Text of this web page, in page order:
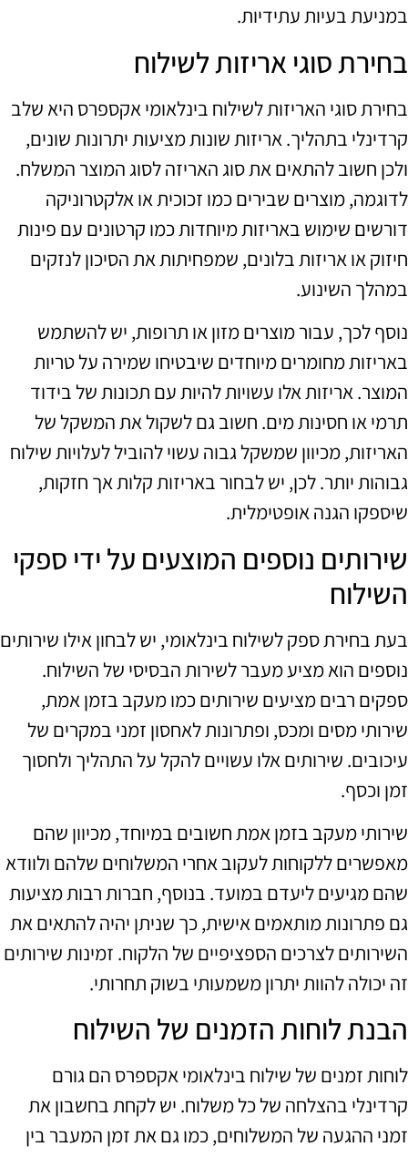
במניעת בעיות עתידיות.
בחירת סוגי אריזות לשילוח
בחירת סוגי האריזות לשילוח בינלאומי אקספרס היא שלב
קרדינלי בתהליך. אריזות שונות מציעות יתרונות שונים,
ולכן חשוב להתאים את סוג האריזה לסוג המוצר המשלח.
לדוגמה, מוצרים שבירים כמו זכוכית או אלקטרוניקה
דורשים שימוש באריזות מיוחדות כמו קרטונים עם פינות
חיזוק או אריזות בלונים, שמפחיתות את הסיכון לנזקים
במהלך השינוע.
נוסף לכך, עבור מוצרים מזון או תרופות, יש להשתמש
באריזות מחומרים מיוחדים שיבטיחו שמירה על טריות
המוצר. אריזות אלו עשויות להיות עם תכונות של בידוד
תרמי או חסינות מים. חשוב גם לשקול את המשקל של
האריזות, מכיוון שמשקל גבוה עשוי להוביל לעלויות שילוח
גבוהות יותר. לכן, יש לבחור באריזות קלות אך חזקות,
שיספקו הגנה אופטימלית.
שירותים נוספים המוצעים על ידי ספקי
השילוח
בעת בחירת ספק לשילוח בינלאומי, יש לבחון אילו שירותים
נוספים הוא מציע מעבר לשירות הבסיסי של השילוח.
ספקים רבים מציעים שירותים כמו מעקב בזמן אמת,
שירותי מסים ומכס, ופתרונות לאחסון זמני במקרים של
עיכובים. שירותים אלו עשויים להקל על התהליך ולחסוך
זמן וכסף.
שירותי מעקב בזמן אמת חשובים במיוחד, מכיוון שהם
מאפשרים ללקוחות לעקוב אחרי המשלוחים שלהם ולוודא
שהם מגיעים ליעדם במועד. בנוסף, חברות רבות מציעות
גם פתרונות מותאמים אישית, כך שניתן יהיה להתאים את
השירותים לצרכים הספציפיים של הלקוח. זמינות שירותים
זה יכולה להוות יתרון משמעותי בשוק תחרותי.
הבנת לוחות הזמנים של השילוח
לוחות זמנים של שילוח בינלאומי אקספרס הם גורם
קרדינלי בהצלחה של כל משלוח. יש לקחת בחשבון את
זמני ההגעה של המשלוחים, כמו גם את זמן המעבר בין